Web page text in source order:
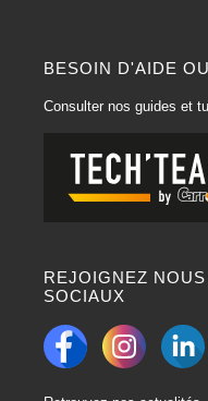
BESOIN D'AIDE
Consulter nos guides et
REJOIGNEZ
SOCIAUX